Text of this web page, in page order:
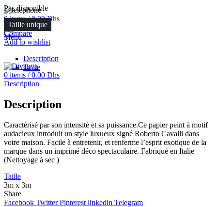
0items / 0.00Dhs
FR
Menu
0 items / 0.00 Dhs
Pas disponible
Taille unique
Compare
Add to wishlist
Description
Taille
Description
Description
Caractérisé par son intensité et sa puissance.Ce papier peint à motif
audacieux introduit un style luxueux signé Roberto Cavalli dans
votre maison. Facile à entretenir, et renferme l’esprit exotique de la
marque dans un imprimé déco spectaculaire. Fabriqué en Italie
(Nettoyage à sec )
Taille
3m x 3m
Share
Facebook Twitter Pinterest linkedin Telegram